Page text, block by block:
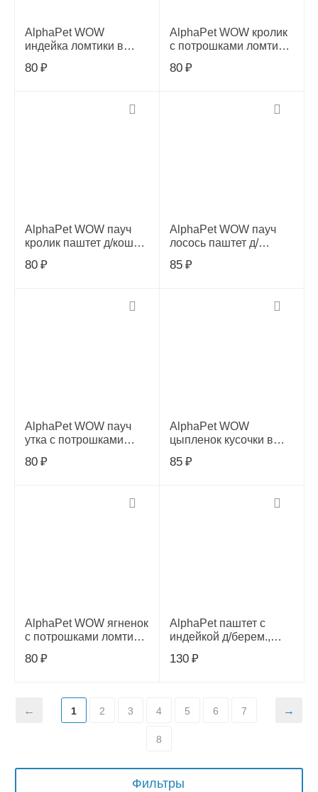
AlphaPet WOW
индейка ломтики в
655223
80 ₽
AlphaPet WOW кролик
с потрошками ломтики
655193
80 ₽
AlphaPet WOW пауч
кролик паштет д/кошек
80 ₽
AlphaPet WOW пауч
лосось паштет д/
и котят 85г, 655322
85 ₽
AlphaPet WOW пауч
утка с потрошками
соусе д/кошек c чувств.
80 ₽
AlphaPet WOW
цыпленок кусочки в
655247
85 ₽
AlphaPet WOW ягненок
с потрошками ломтики
655216
80 ₽
AlphaPet паштет с
индейкой д/берем.,
80г, 653625
130 ₽
1 2 3 4 5 6 7
8
Фильтры